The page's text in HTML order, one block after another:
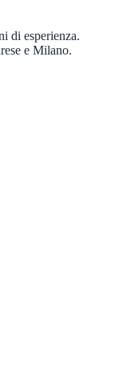
di esperienza.
e Milano.